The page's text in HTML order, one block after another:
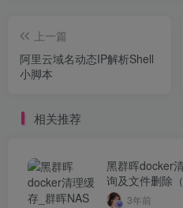
上一篇
阿里云域名动态IP解析Shell
小脚本
相关推荐
黑群晖docker
询及文件删除
方法）…
3年前